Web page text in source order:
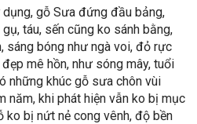
gỗ Sưa đứng đầu bảng,
táu, sến cũng ko sánh bằng,
sáng bóng như ngà voi, đỏ rực
mê hồn, như sóng mây, tuổi
những khúc gỗ sưa chôn vùi
năm, khi phát hiện vẫn ko bị mục
ko bị nứt nẻ cong vênh, độ bền